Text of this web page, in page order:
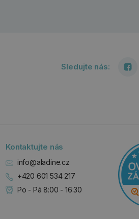
Sledujte nás:
Kontaktujte nás
info@aladine.cz
+420 601 534 217
Po - Pá 8:00 - 16:30